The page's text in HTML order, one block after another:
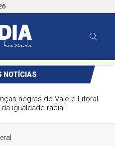
NOTÍCIAS
queda de helicóptero eram
e filha